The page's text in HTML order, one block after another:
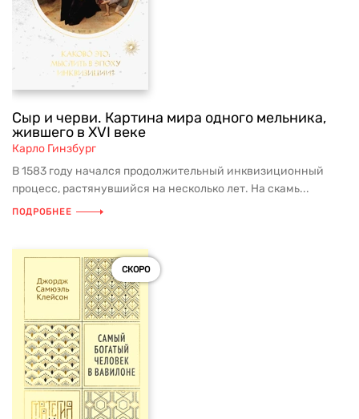
Сыр и черви. Картина мира одного мельника,
жившего в XVI веке
Карло Гинзбург
В 1583 году начался продолжительный инквизиционный
процесс, растянувшийся на несколько лет. На скамь...
ПОДРОБНЕЕ
СКОРО